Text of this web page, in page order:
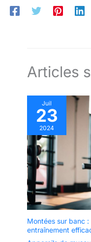
Articles
Juil
23
2024
Montées sur banc
entraînement